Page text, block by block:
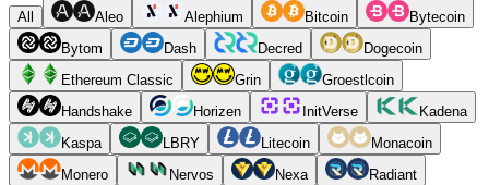
All Aleo Alephium Bitcoin
Bytecoin
Bytom
Dash Decred
Dogecoin
Ethereum Classic
Grin
Groestlcoin
Handshake
Horizen InitVerse
Kadena
Kaspa
LBRY Litecoin
Monacoin
Monero
Nervos Nexa
Radiant